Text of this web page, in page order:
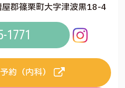
郡篠栗町大字津波黒18-4
1771
約（内科）